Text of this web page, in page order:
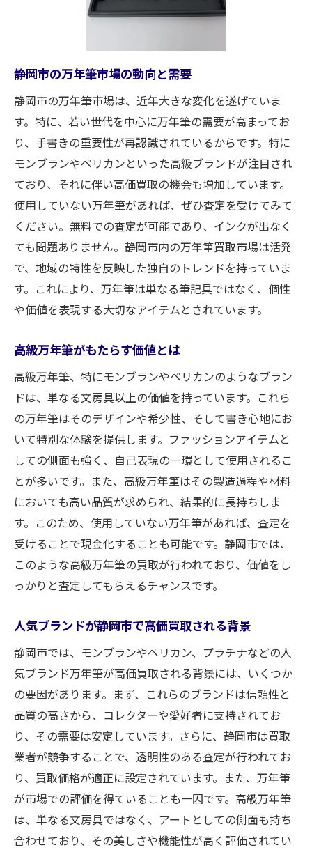
オリジナル付属品の重要性
万年筆の歴史や希少性の評価ポイント
高価買取を実現！静岡市の万年筆買取サービス
とは
静岡市の買取店が提供する特典
高価買取を目指す査定のプロセス
買取大吉新静岡店の特徴と強み
地域密着型サービスの利点
お客様の声から見るサービスの評価
静岡市で選ばれる買取サービスの秘密
インクが出なくてもOK！静岡市での万年筆買取
の流れ
インク切れ万年筆の買取可能性
査定から買取までのスムーズな流れ
買取大吉新静岡店の顧客対応の工夫
インクが出ない万年筆も高価買取される理
由
万年筆の状態を問わない買取サービス
モンブランやペリカンの万年筆を静岡市で高く
売る方法
世界的ブランドの万年筆を高く売るコツ
静岡市でのブランド認識とその影響
査定前に行うブランド万年筆のチェックポ
イント
取方法
高価買取を実現するためのアプローチ
静岡市でのブランド万年筆の需要分析
万年筆を静岡市で売る前に知っておきたい注意
点
買取前にチェックするべき状態や付属品
静岡市での買取価格を左右する要因
買取トラブルを避けるためのポイント
静岡市の買取店ごとの違いを理解する
万年筆を送る際の梱包方法
静岡市の万年筆市場の動向と需要
静岡市の万年筆市場は、近年大きな変化を遂げていま
す。特に、若い世代を中心に万年筆の需要が高まってお
り、手書きの重要性が再認識されているからです。特に
モンブランやペリカンといった高級ブランドが注目され
ており、それに伴い高価買取の機会も増加しています。
使用していない万年筆があれば、ぜひ査定を受けてみて
ください。無料での査定が可能であり、インクが出なく
ても問題ありません。静岡市内の万年筆買取市場は活発
で、地域の特性を反映した独自のトレンドを持っていま
す。これにより、万年筆は単なる筆記具ではなく、個性
や価値を表現する大切なアイテムとされています。
高級万年筆がもたらす価値とは
高級万年筆、特にモンブランやペリカンのようなブラン
ドは、単なる文房具以上の価値を持っています。これら
の万年筆はそのデザインや希少性、そして書き心地にお
いて特別な体験を提供します。ファッションアイテムと
しての側面も強く、自己表現の一環として使用されるこ
とが多いです。また、高級万年筆はその製造過程や材料
においても高い品質が求められ、結果的に長持ちしま
す。このため、使用していない万年筆があれば、査定を
受けることで現金化することも可能です。静岡市では、
このような高級万年筆の買取が行われており、価値をし
っかりと査定してもらえるチャンスです。
人気ブランドが静岡市で高価買取される背景
静岡市では、モンブランやペリカン、プラチナなどの人
気ブランド万年筆が高価買取される背景には、いくつか
の要因があります。まず、これらのブランドは信頼性と
品質の高さから、コレクターや愛好者に支持されてお
り、その需要は安定しています。さらに、静岡市は買取
業者が競争することで、透明性のある査定が行われてお
り、買取価格が適正に設定されています。また、万年筆
が市場での評価を得ていることも一因です。高級万年筆
は、単なる文房具ではなく、アートとしての側面も持ち
合わせており、その美しさや機能性が高く評価されてい